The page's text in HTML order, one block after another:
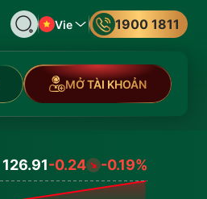
Vie 1900 1811
MỞ TÀI KHOẢN
126.91-0.24 -0.19%